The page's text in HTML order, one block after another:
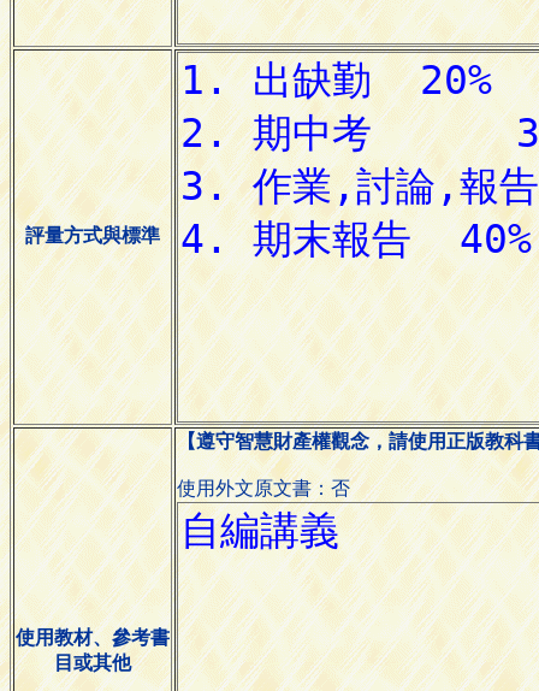
評量方式與標準
使用教材、參考書
目或其他
【遵守智慧財產權觀念，請使用正版教科
使用外文原文書：否